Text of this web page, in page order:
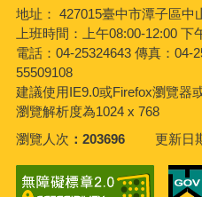
地址： 427015臺中市潭子區中
上班時間：上午08:00-12:00 下
電話：04-25324643 傳真：04-
55509108
建議使用IE9.0或Firefox瀏覽器
瀏覽解析度為1024 x 768
瀏覽人次
203696 更新日